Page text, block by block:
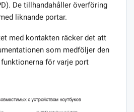
De tillhandahåller överföring
liknande portar.
med kontakten räcker det att
som medföljer den
för varje port